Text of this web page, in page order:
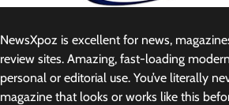
NewsXpoz is excellent for news,
review sites. Amazing, fast-loading
personal or editorial use. You’ve literally
magazine that looks or works like this